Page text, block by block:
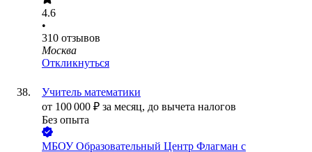
4.6
•
310 отзывов
Москва
Откликнуться
Учитель математики
от 100 000 ₽ за месяц, до вычета налогов
Без опыта
МБОУ Образовательный Центр Флагман с